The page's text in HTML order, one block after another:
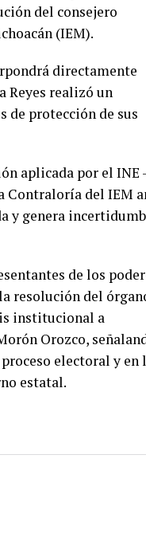
del consejero
(IEM).
directamente
Reyes realizó un
de protección de sus
aplicada por el INE
Contraloría del IEM
y genera
de los
resolución del
institucional a
Orozco,
electoral y en
estatal.